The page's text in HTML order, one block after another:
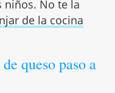
niños. No te la
de la cocina
queso paso a